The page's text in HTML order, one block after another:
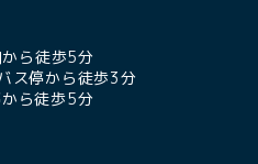
ら徒歩5分
ス停から徒歩3分
ら徒歩5分